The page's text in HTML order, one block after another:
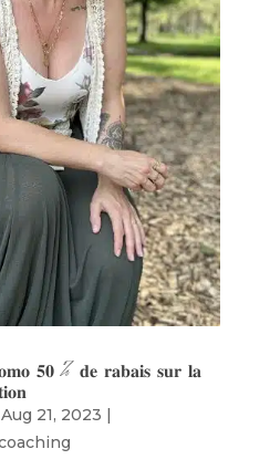
𝟓𝟎 % 𝐝𝐞 𝐫𝐚𝐛𝐚𝐢𝐬 𝐬𝐮𝐫 𝐥𝐚
Aug 21, 2023